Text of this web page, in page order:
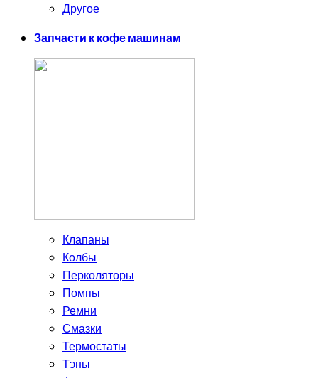
Другое
Запчасти к кофе машинам
Клапаны
Колбы
Перколяторы
Помпы
Ремни
Смазки
Термостаты
Тэны